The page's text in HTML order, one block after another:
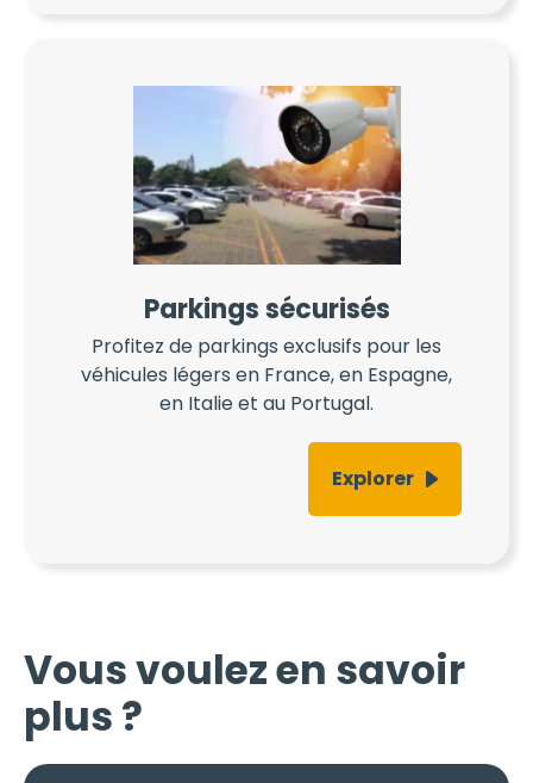
Parkings sécurisés
Profitez de parkings exclusifs pour les
véhicules légers en France, en Espagne,
en Italie et au Portugal.
Explorer
Vous voulez en savoir
plus ?